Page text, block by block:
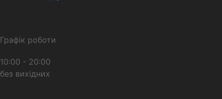
Графік роботи
10:00 - 20:00
без вихідних